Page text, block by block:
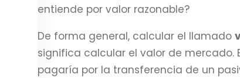
entiende por valor razonable?
De forma general, calcular el llamado
significa calcular el valor de mercado.
pagaría por la transferencia de un